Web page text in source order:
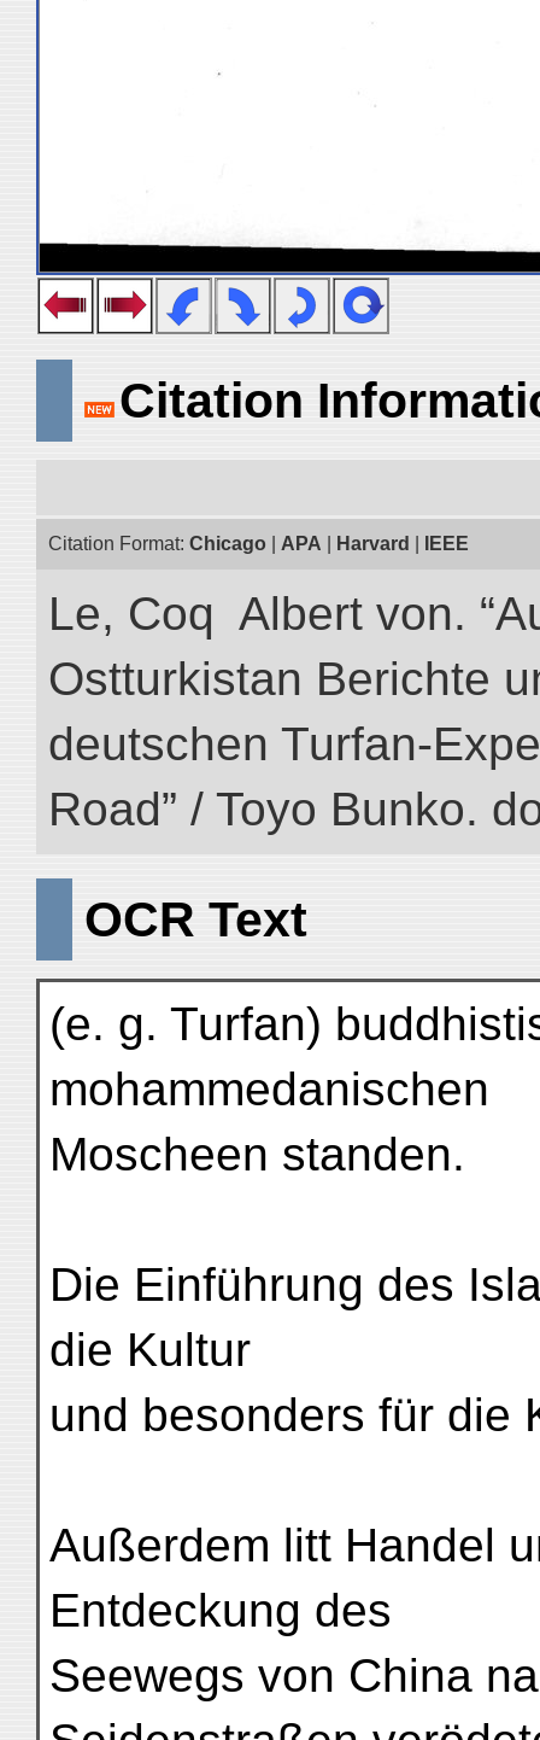
Citation
Citation Format: Chicago APA Harvard IEEE
Le, Coq Albert von.
Ostturkistan Berichte
deutschen Turfan-
Road” / Toyo Bunko.
OCR Text
(e. g. Turfan)
mohammedanischen
Moscheen standen.
Die Einführung des
die Kultur
und besonders für die
Außerdem litt Handel
Entdeckung des
Seewegs von China